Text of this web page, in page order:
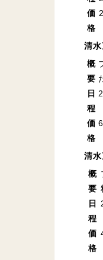
価
格
清
概
要
日
程
価
格
清
概
要
日
程
価
格